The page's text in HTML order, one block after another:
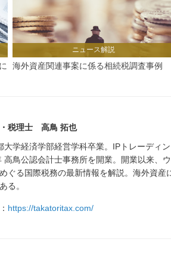
ニュース解説
海外資産関連事案に係る相続税調査事例
税理士 高鳥 拓也
大学経済学部経営学科卒業。IPトレーディ
高鳥公認会計士事務所を開業。開業以来、
ぐる国際税務の最新情報を解説。海外資
る。
https://takatoritax.com/